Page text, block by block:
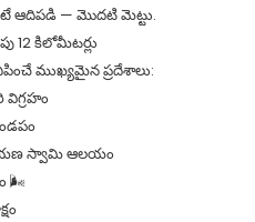
ఆదిపడి — మొదటి మెట్టు.
12 కిలోమీటర్లు
ముఖ్యమైన ప్రదేశాలు:
స్వామి ఆలయం
🌬️